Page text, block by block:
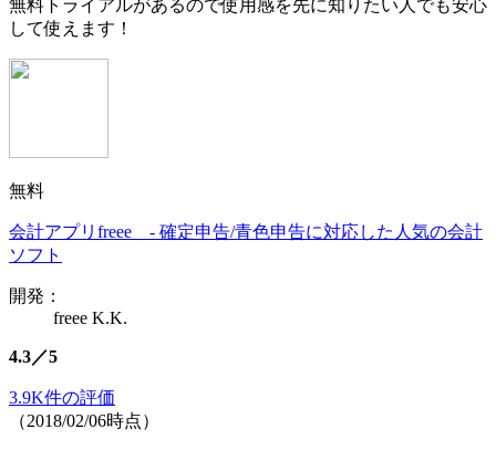
無料トライアルがあるので使用感を先に知りたい人でも安心
して使えます！
無料
会計アプリfreee - 確定申告/青色申告に対応した人気の会計
ソフト
開発：
freee K.K.
4.3／5
3.9K件の評価
（2018/02/06時点）